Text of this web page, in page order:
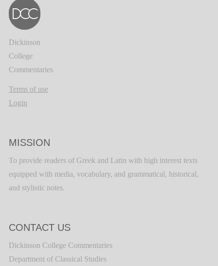
Dickinson
College
Commentaries
Terms of use
Login
MISSION
To provide readers of Greek and Latin with high interest texts
equipped with media, vocabulary, and grammatical, historical,
and stylistic notes.
CONTACT US
Dickinson College Commentaries
Department of Classical Studies